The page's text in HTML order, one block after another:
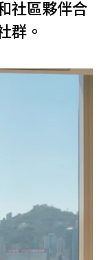
社區夥伴合
群。